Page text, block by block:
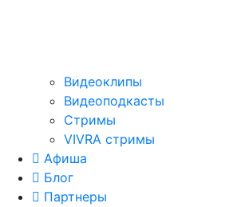
Видеоклипы
Видеоподкасты
Стримы
VIVRA стримы
Афиша
Блог
Партнеры